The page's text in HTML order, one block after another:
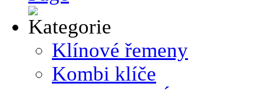
Klínové řemeny
Kombi klíče